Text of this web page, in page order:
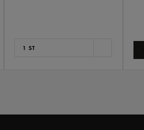
1 ST